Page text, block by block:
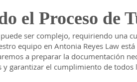
el Proceso de
ser complejo, requiriendo una
equipo en Antonia Reyes Law
a preparar la documentación
y garantizar el cumplimiento de todos